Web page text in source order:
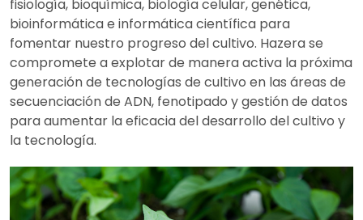
fisiología, bioquímica, biología celular, genética,
bioinformática e informática científica para
fomentar nuestro progreso del cultivo. Hazera se
compromete a explotar de manera activa la próxima
generación de tecnologías de cultivo en las áreas de
secuenciación de ADN, fenotipado y gestión de datos
para aumentar la eficacia del desarrollo del cultivo y
la tecnología.